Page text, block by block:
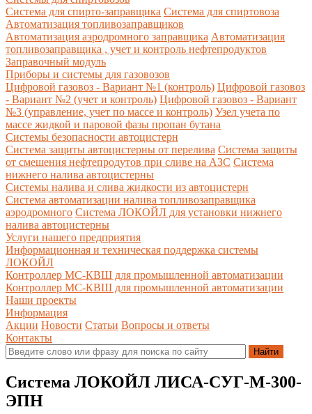
Система для спирто-заправщика Система для спиртовоза
Автоматизация топливозаправщиков
Автоматизация аэродромного заправщика Автоматизация
топливозаправщика , учет и контроль нефтепродуктов
Заправочный модуль
Приборы и системы для газовозов
Цифровой газовоз - Вариант №1 (контроль) Цифровой газовоз
- Вариант №2 (учет и контроль) Цифровой газовоз - Вариант
№3 (управление, учет по массе и контроль) Узел учета по
массе жидкой и паровой фазы пропан бутана
Системы безопасности автоцистерн
Система защиты автоцистерны от перелива Система защиты
от смешения нефтепродутов при сливе на АЗС Система
нижнего налива автоцистерны
Системы налива и слива жидкости из автоцистерн
Система автоматизации налива топливозаправщика
аэродромного Система ЛОКОЙЛ для установки нижнего
налива автоцистерны
Услуги нашего предприятия
Информационная и техническая поддержка системы
ЛОКОЙЛ
Контроллер МС-КВШ для промышленной автоматизации
Контроллер МС-КВШ для промышленной автоматизации
Наши проекты
Информация
Акции Новости Статьи Вопросы и ответы
Контакты
Система ЛОКОЙЛ ЛИСА-СУГ-М-300-
ЭПН